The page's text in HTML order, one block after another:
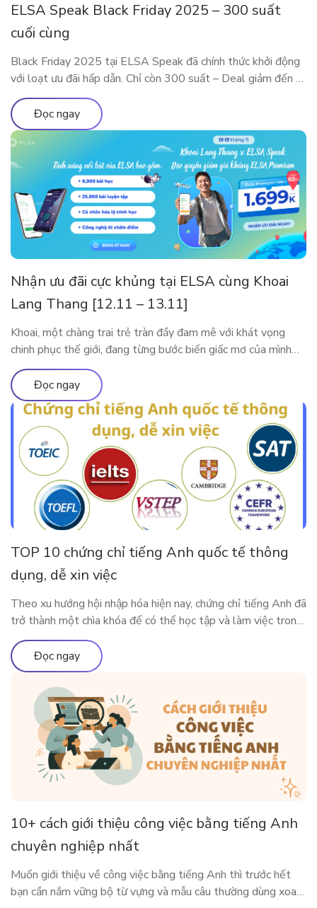
ELSA Speak Black Friday 2025 – 300 suất
cuối cùng
Black Friday 2025 tại ELSA Speak đã chính thức khởi động
với loạt ưu đãi hấp dẫn. Chỉ còn 300 suất – Deal giảm đến 5
Triệu sắp cháy hàng! Đây là dịp đặc biệt trong năm để sở
hữu các gói ELSA Premium và ELSA Pro với giá ưu đãi hiếm
có. Trải nghiệm […]
Đọc ngay
Nhận ưu đãi cực khủng tại ELSA cùng Khoai
Lang Thang [12.11 – 13.11]
Khoai, một chàng trai trẻ tràn đầy đam mê với khát vọng
chinh phục thế giới, đang từng bước biến giấc mơ của mình
thành hiện thực. Tuy nhiên, thử thách lớn nhất mà anh phải
đối mặt trên hành trình này là tiếng Anh. Với ý chí kiên định,
Khoai đã bắt đầu hành […]
Đọc ngay
TOP 10 chứng chỉ tiếng Anh quốc tế thông
dụng, dễ xin việc
Theo xu hướng hội nhập hóa hiện nay, chứng chỉ tiếng Anh đã
trở thành một chìa khóa để có thể học tập và làm việc trong
môi trường quốc tế. Vậy có những chứng chỉ thông dụng nào
được Việt Nam và các nước lớn trên thế giới công nhận?
Cùng ELSA Premium tìm […]
Đọc ngay
10+ cách giới thiệu công việc bằng tiếng Anh
chuyên nghiệp nhất
Muốn giới thiệu về công việc bằng tiếng Anh thì trước hết
bạn cần nắm vững bộ từ vựng và mẫu câu thường dùng xoay